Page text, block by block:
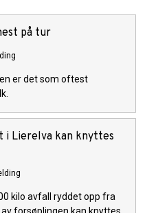
på tur
er det som oftest
i Lierelva kan knyttes
kilo avfall ryddet opp fra